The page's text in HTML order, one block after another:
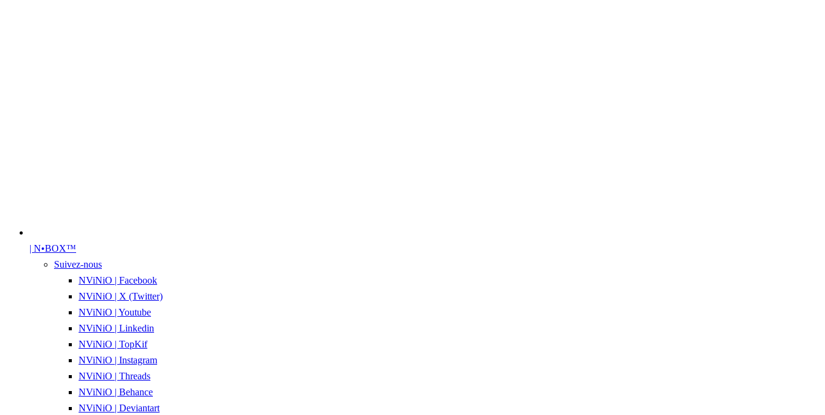
| N•BOX™
Suivez-nous
NViNiO | Facebook
NViNiO | X (Twitter)
NViNiO | Youtube
NViNiO | Linkedin
NViNiO | TopKif
NViNiO | Instagram
NViNiO | Threads
NViNiO | Behance
NViNiO | Deviantart